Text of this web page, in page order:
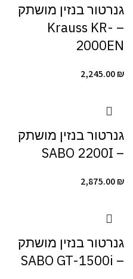
גנרטור ‏בנזין מושתק
– Krauss KR-
2000EN
2,245.00₪
גנרטור ‏בנזין מושתק
– SABO 2200I
2,875.00₪
גנרטור ‏בנזין מושתק
– SABO GT-1500i